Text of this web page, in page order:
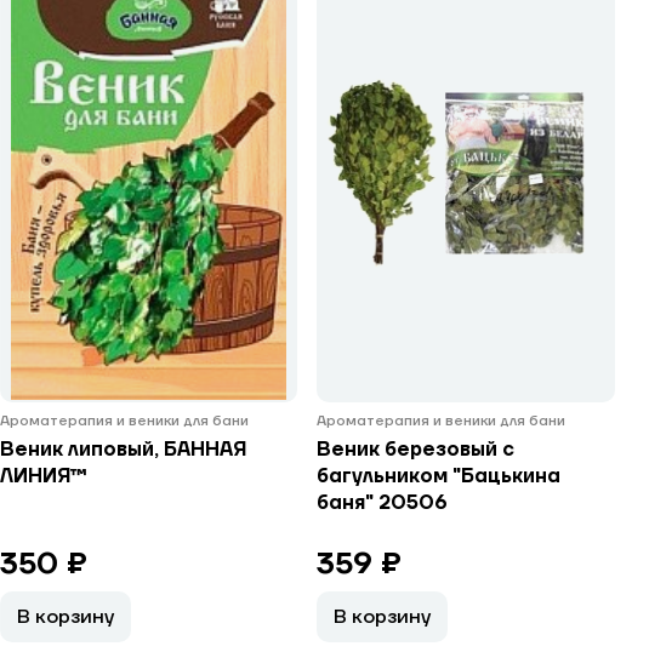
Ароматерапия и веники для бани
Веник липовый, БАННАЯ
ЛИНИЯ™
350 ₽
В корзину
Ароматерапия и веники для бани
Веник березовый с
багульником "Бацькина
баня" 20506
359 ₽
В корзину